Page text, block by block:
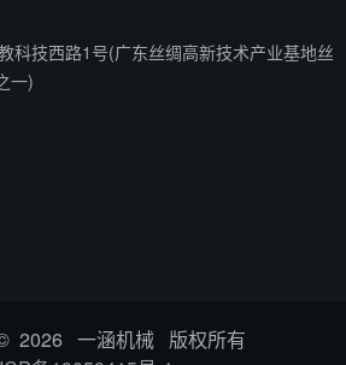
科技西路1号(广东丝绸高新技术产业基地丝
一)
2026 一涵机械 版权所有